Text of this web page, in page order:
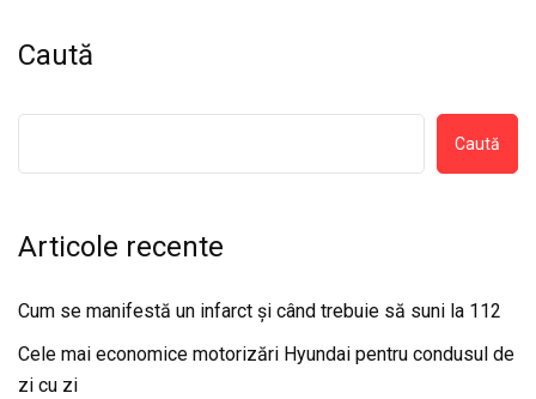
Caută
Caută
Articole recente
Cum se manifestă un infarct și când trebuie să suni la 112
Cele mai economice motorizări Hyundai pentru condusul de
zi cu zi